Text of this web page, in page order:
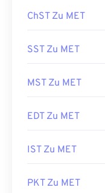
ChST Zu MET
SST Zu MET
MST Zu MET
EDT Zu MET
IST Zu MET
PKT Zu MET